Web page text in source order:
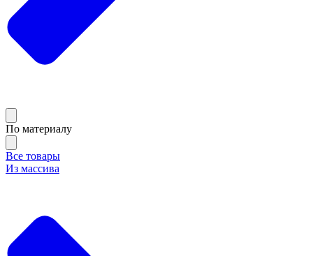
По материалу
Все товары
Из массива